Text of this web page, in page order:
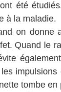
été
à la maladie.
on donne
Quand le
les
tombe en